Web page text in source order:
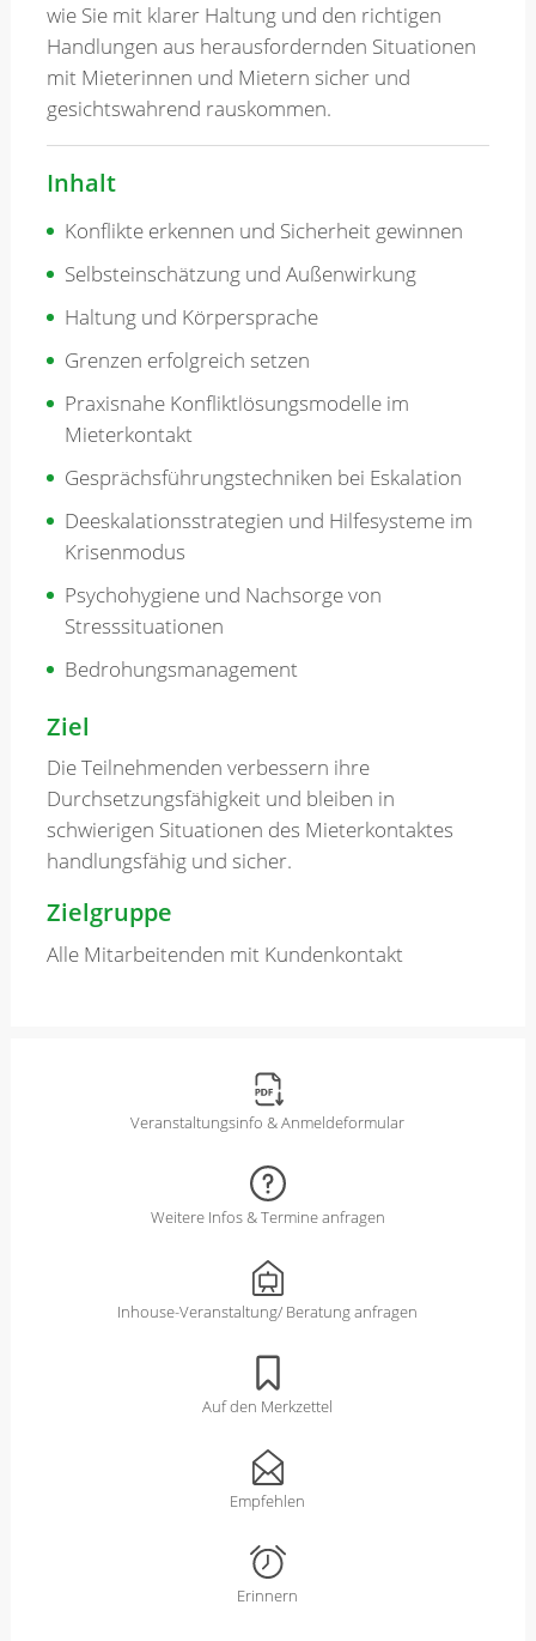
wie Sie mit klarer Haltung und den richtigen
Handlungen aus herausfordernden Situationen
mit Mieterinnen und Mietern sicher und
gesichtswahrend rauskommen.
Inhalt
Konflikte erkennen und Sicherheit gewinnen
Selbsteinschätzung und Außenwirkung
Haltung und Körpersprache
Grenzen erfolgreich setzen
Praxisnahe Konfliktlösungsmodelle im
Mieterkontakt
Gesprächsführungstechniken bei Eskalation
Deeskalationsstrategien und Hilfesysteme im
Krisenmodus
Psychohygiene und Nachsorge von
Stresssituationen
Bedrohungsmanagement
Ziel
Die Teilnehmenden verbessern ihre
Durchsetzungsfähigkeit und bleiben in
schwierigen Situationen des Mieterkontaktes
handlungsfähig und sicher.
Zielgruppe
Alle Mitarbeitenden mit Kundenkontakt
Veranstaltungsinfo & Anmeldeformular
Weitere Infos & Termine anfragen
Inhouse-Veranstaltung/ Beratung anfragen
Auf den Merkzettel
Empfehlen
Erinnern